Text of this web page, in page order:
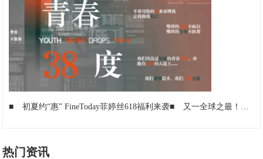
■ 初夏约“惠” FineToday菲婷丝618福利来袭■ 又一全球之最！中成空间80米跨度气肋气膜落地北京
热门资讯